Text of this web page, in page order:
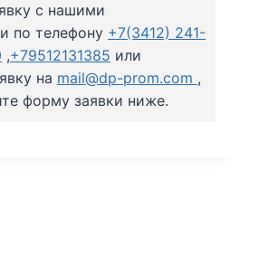
с нашими
по телефону +7(3412) 241-
,+79512131385 или
на mail@dp-prom.com ,
форму заявки ниже.